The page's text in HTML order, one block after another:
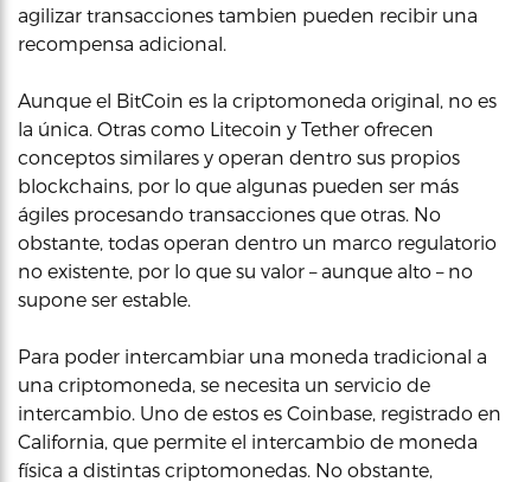
agilizar transacciones tambien pueden recibir una
recompensa adicional.
Aunque el BitCoin es la criptomoneda original, no es
la única. Otras como Litecoin y Tether ofrecen
conceptos similares y operan dentro sus propios
blockchains, por lo que algunas pueden ser más
ágiles procesando transacciones que otras. No
obstante, todas operan dentro un marco regulatorio
no existente, por lo que su valor – aunque alto – no
supone ser estable.
Para poder intercambiar una moneda tradicional a
una criptomoneda, se necesita un servicio de
intercambio. Uno de estos es Coinbase, registrado en
California, que permite el intercambio de moneda
física a distintas criptomonedas. No obstante,